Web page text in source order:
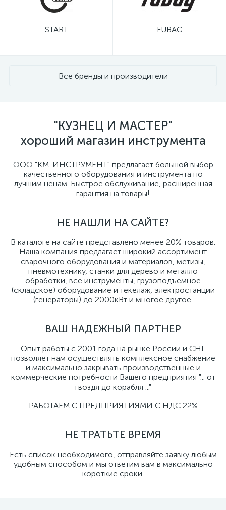
START FUBAG
Все бренды и производители
"КУЗНЕЦ И МАСТЕР"
хороший магазин инструмента
ООО "КМ-ИНСТРУМЕНТ" предлагает большой выбор
качественного оборудования и инструмента по
лучшим ценам. Быстрое обслуживание, расширенная
гарантия на товары!
НЕ НАШЛИ НА САЙТЕ?
В каталоге на сайте представлено менее 20% товаров.
Наша компания предлагает широкий ассортимент
сварочного оборудования и материалов, метизы,
пневмотехнику, станки для дерево и металло
обработки, все инструменты, грузоподъемное
(складское) оборудование и текелаж, электростанции
(генераторы) до 2000кВт и многое другое.
ВАШ НАДЕЖНЫЙ ПАРТНЕР
Опыт работы с 2001 года на рынке России и СНГ
позволяет нам осуществлять комплексное снабжение
и максимально закрывать производственные и
коммерческие потребности Вашего предприятия "... от
гвоздя до корабля ..."
РАБОТАЕМ С ПРЕДПРИЯТИЯМИ С НДС 22%
НЕ ТРАТЬТЕ ВРЕМЯ
Есть список необходимого, отправляйте заявку любым
удобным способом и мы ответим вам в максимально
короткие сроки.